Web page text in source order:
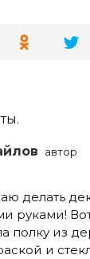
автор
делать
руками!
полку из
и